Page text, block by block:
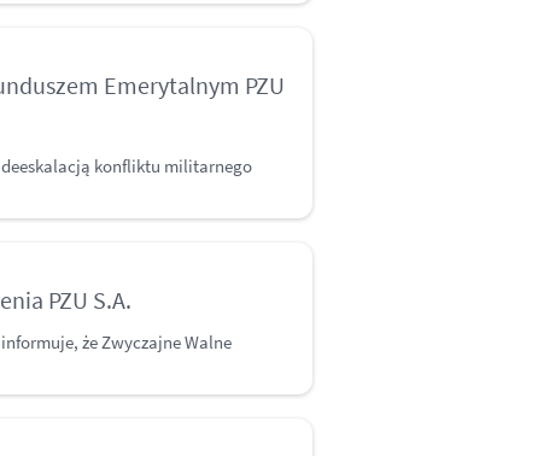
Emerytalnym PZU
deeskalacją konfliktu militarnego
PZU S.A.
że Zwyczajne Walne